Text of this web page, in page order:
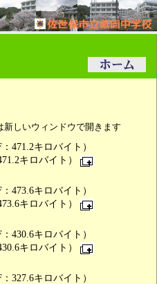
新しいウィンドウで開きます
：471.2キロバイト）
キロバイト）
：473.6キロバイト）
キロバイト）
：430.6キロバイト）
キロバイト）
：327.6キロバイト）